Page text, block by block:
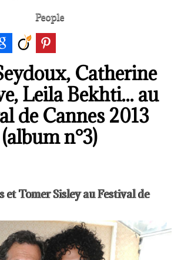
People
Catherine
Leila Bekhti... au
de Cannes 2013
(album n°3)
et Tomer Sisley au Festival de